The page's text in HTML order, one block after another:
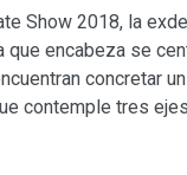
Show 2018, la
encabeza se
concretar
contemple tres